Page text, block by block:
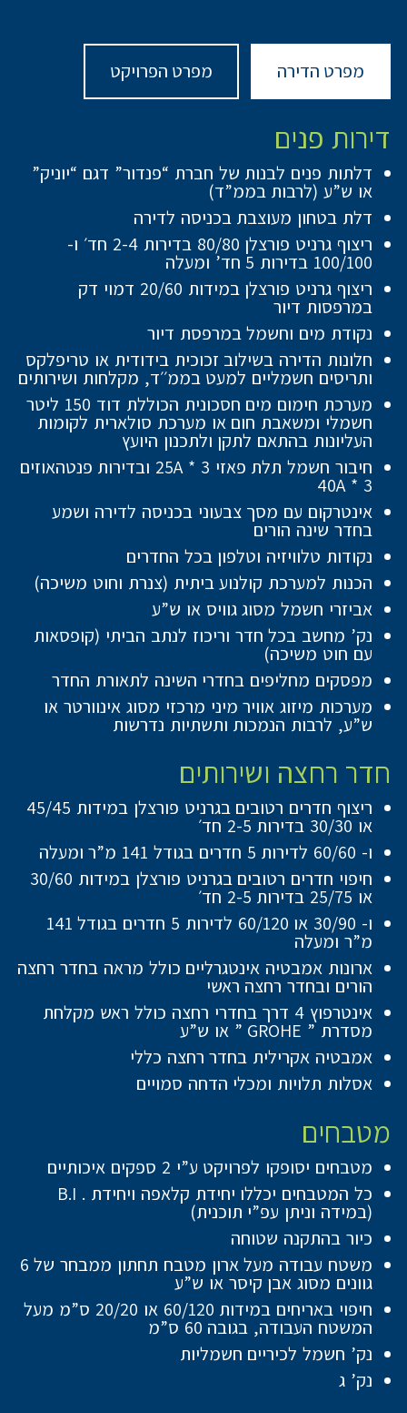
מפרט הדירה מפרט הפרויקט
דירות פנים
דלתות פנים לבנות של חברת “פנדור” דגם “יוניק”
או ש”ע (לרבות בממ”ד)
דלת בטחון מעוצבת בכניסה לדירה
ריצוף גרניט פורצלן 80/80 בדירות 2-4 חד׳ ו-
100/100 בדירות 5 חד’ ומעלה
ריצוף גרניט פורצלן במידות 20/60 דמוי דק
במרפסות דיור
נקודת מים וחשמל במרפסת דיור
חלונות הדירה בשילוב זכוכית בידודית או טריפלקס
ותריסים חשמליים למעט בממ׳׳ד, מקלחות ושירותים
מערכת חימום מים חסכונית הכוללת דוד 150 ליטר
חשמלי ומשאבת חום או מערכת סולארית לקומות
העליונות בהתאם לתקן ולתכנון היועץ
חיבור חשמל תלת פאזי 25A * 3 ובדירות פנטהאוזים
40A * 3
אינטרקום עם מסך צבעוני בכניסה לדירה ושמע
בחדר שינה הורים
נקודות טלוויזיה וטלפון בכל החדרים
הכנות למערכת קולנוע ביתית (צנרת וחוט משיכה)
אביזרי חשמל מסוג גוויס או ש”ע
נק’ מחשב בכל חדר וריכוז לנתב הביתי (קופסאות
עם חוט משיכה)
מפסקים מחליפים בחדרי השינה לתאורת החדר
מערכות מיזוג אוויר מיני מרכזי מסוג אינוורטר או
ש”ע, לרבות הנמכות ותשתיות נדרשות
חדר רחצה ושירותים
ריצוף חדרים רטובים בגרניט פורצלן במידות 45/45
או 30/30 בדירות 2-5 חד׳
ו- 60/60 לדירות 5 חדרים בגודל 141 מ”ר ומעלה
חיפוי חדרים רטובים בגרניט פורצלן במידות 30/60
או 25/75 בדירות 2-5 חד׳
ו- 30/90 או 60/120 לדירות 5 חדרים בגודל 141
מ”ר ומעלה
ארונות אמבטיה אינטגרליים כולל מראה בחדר רחצה
הורים ובחדר רחצה ראשי
אינטרפוץ 4 דרך בחדרי רחצה כולל ראש מקלחת
מסדרת ” GROHE ” או ש”ע
אמבטיה אקרילית בחדר רחצה כללי
אסלות תלויות ומכלי הדחה סמויים
מטבחים
מטבחים יסופקו לפרויקט ע”י 2 ספקים איכותיים
כל המטבחים יכללו יחידת קלאפה ויחידת . B.I
(במידה וניתן עפ”י תוכנית)
כיור בהתקנה שטוחה
משטח עבודה מעל ארון מטבח תחתון ממבחר של 6
גוונים מסוג אבן קיסר או ש”ע
חיפוי באריחים במידות 60/120 או 20/20 ס”מ מעל
המשטח העבודה, בגובה 60 ס”מ
נק’ חשמל לכיריים חשמליות
נק’ ג